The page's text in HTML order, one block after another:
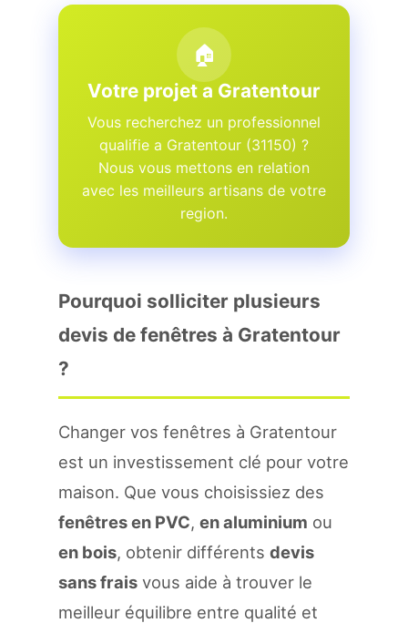
🏠
Votre projet a Gratentour
Vous recherchez un professionnel
qualifie a Gratentour (31150) ?
Nous vous mettons en relation
avec les meilleurs artisans de votre
region.
Pourquoi solliciter plusieurs
devis de fenêtres à Gratentour
?
Changer vos fenêtres à Gratentour
est un investissement clé pour votre
maison. Que vous choisissiez des
fenêtres en PVC, en aluminium ou
en bois, obtenir différents devis
sans frais vous aide à trouver le
meilleur équilibre entre qualité et